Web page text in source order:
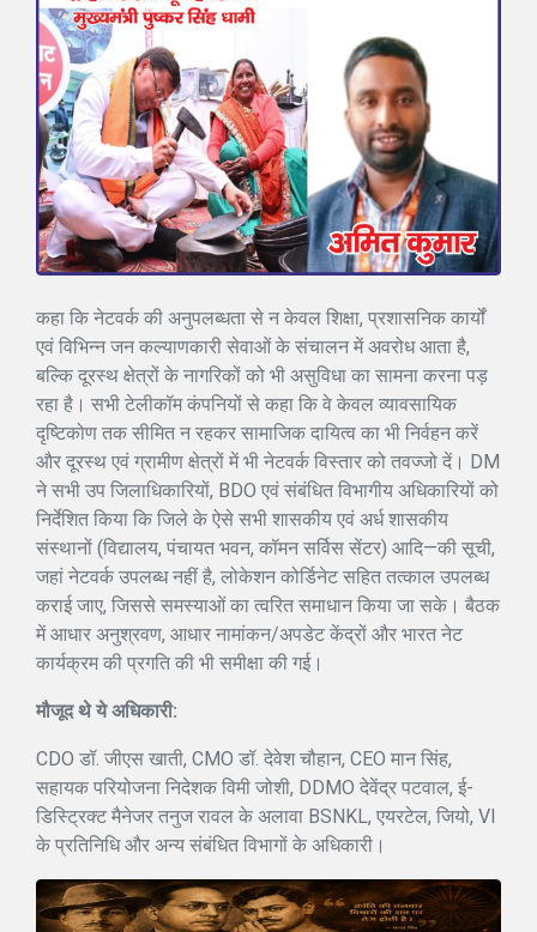
कहा कि नेटवर्क की अनुपलब्धता से न केवल शिक्षा, प्रशासनिक कार्यों
एवं विभिन्न जन कल्याणकारी सेवाओं के संचालन में अवरोध आता है,
बल्कि दूरस्थ क्षेत्रों के नागरिकों को भी असुविधा का सामना करना पड़
रहा है। सभी टेलीकॉम कंपनियों से कहा कि वे केवल व्यावसायिक
दृष्टिकोण तक सीमित न रहकर सामाजिक दायित्व का भी निर्वहन करें
और दूरस्थ एवं ग्रामीण क्षेत्रों में भी नेटवर्क विस्तार को तवज्जो दें। DM
ने सभी उप जिलाधिकारियों, BDO एवं संबंधित विभागीय अधिकारियों को
निर्देशित किया कि जिले के ऐसे सभी शासकीय एवं अर्ध शासकीय
संस्थानों (विद्यालय, पंचायत भवन, कॉमन सर्विस सेंटर) आदि—की सूची,
जहां नेटवर्क उपलब्ध नहीं है, लोकेशन कोर्डिनेट सहित तत्काल उपलब्ध
कराई जाए, जिससे समस्याओं का त्वरित समाधान किया जा सके। बैठक
में आधार अनुश्रवण, आधार नामांकन/अपडेट केंद्रों और भारत नेट
कार्यक्रम की प्रगति की भी समीक्षा की गई।
मौजूद थे ये अधिकारी:
CDO डॉ. जीएस खाती, CMO डॉ. देवेश चौहान, CEO मान सिंह,
सहायक परियोजना निदेशक विमी जोशी, DDMO देवेंद्र पटवाल, ई-
डिस्ट्रिक्ट मैनेजर तनुज रावल के अलावा BSNKL, एयरटेल, जियो, VI
के प्रतिनिधि और अन्य संबंधित विभागों के अधिकारी।